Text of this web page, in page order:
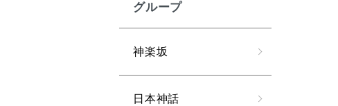
グループ
神楽坂
日本神話